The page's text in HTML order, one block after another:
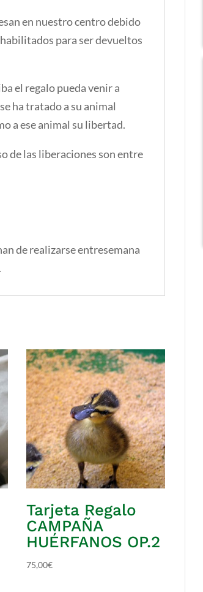
en nuestro centro debido
para ser devueltos
el regalo pueda venir a
ha tratado a su animal
a ese animal su libertad.
de las liberaciones son entre
de realizarse entresemana
Tarjeta Regalo
CAMPAÑA
HUÉRFANOS OP.2
75,00€